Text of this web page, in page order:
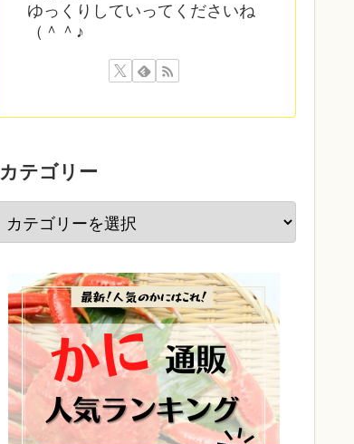
ゆっくりしていってくださいね
（＾＾♪
カテゴリー